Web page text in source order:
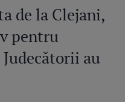
de la Clejani,
pentru
au